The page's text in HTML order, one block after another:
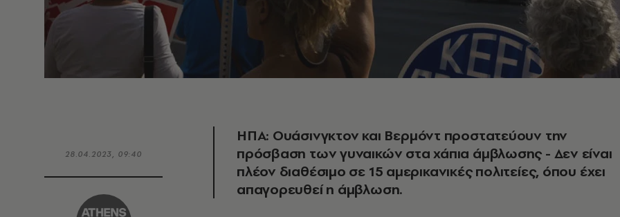
28.04.2023, 09:40
ΗΠΑ: Ουάσινγκτον και Βερμόντ προστατεύουν την
πρόσβαση των γυναικών στα χάπια άμβλωσης - Δεν είναι
πλέον διαθέσιμο σε 15 αμερικανικές πολιτείες, όπου έχει
απαγορευθεί η άμβλωση.